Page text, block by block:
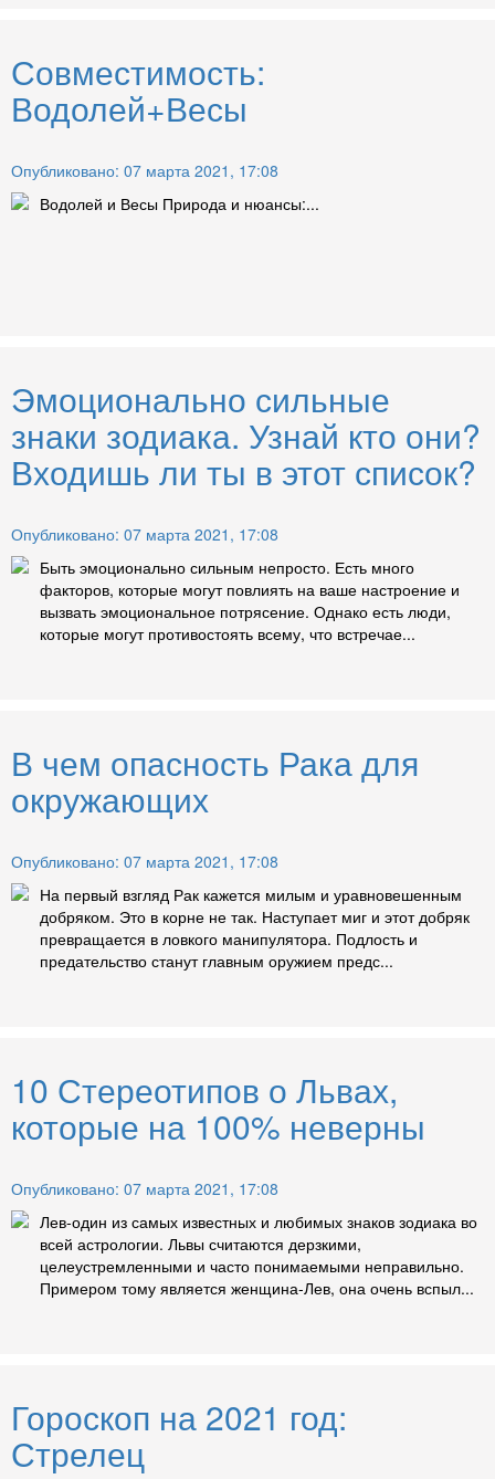
Совместимость:
Водолей+Весы
Опубликовано: 07 марта 2021, 17:08
Водолей и Весы Природа и нюансы:...
Эмоционально сильные
знаки зодиака. Узнай кто они?
Входишь ли ты в этот список?
Опубликовано: 07 марта 2021, 17:08
Быть эмоционально сильным непросто. Есть много
факторов, которые могут повлиять на ваше настроение и
вызвать эмоциональное потрясение. Однако есть люди,
которые могут противостоять всему, что встречае...
В чем опасность Рака для
окружающих
Опубликовано: 07 марта 2021, 17:08
На первый взгляд Рак кажется милым и уравновешенным
добряком. Это в корне не так. Наступает миг и этот добряк
превращается в ловкого манипулятора. Подлость и
предательство станут главным оружием предс...
10 Стереотипов о Львах,
которые на 100% неверны
Опубликовано: 07 марта 2021, 17:08
Лев-один из самых известных и любимых знаков зодиака во
всей астрологии. Львы считаются дерзкими,
целеустремленными и часто понимаемыми неправильно.
Примером тому является женщина-Лев, она очень вспыл...
Гороскоп на 2021 год:
Стрелец